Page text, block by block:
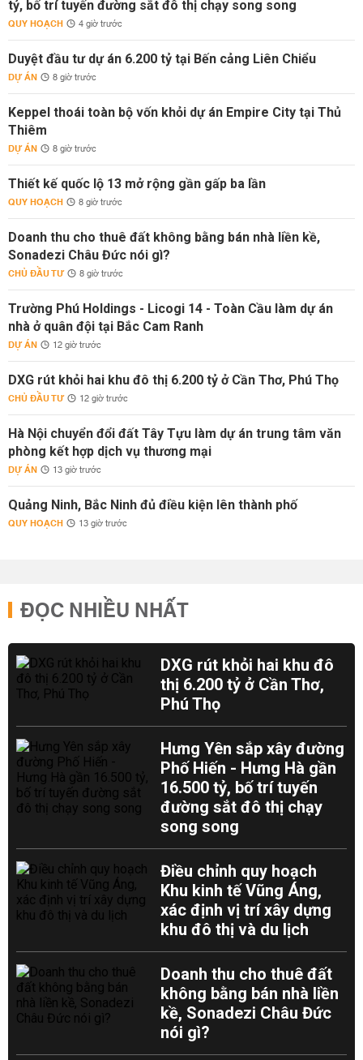
tỷ, bố trí tuyến đường sắt đô thị chạy song song
QUY HOẠCH 4 giờ trước
Duyệt đầu tư dự án 6.200 tỷ tại Bến cảng Liên Chiểu
DỰ ÁN 8 giờ trước
Keppel thoái toàn bộ vốn khỏi dự án Empire City tại Thủ
Thiêm
DỰ ÁN 8 giờ trước
Thiết kế quốc lộ 13 mở rộng gần gấp ba lần
QUY HOẠCH 8 giờ trước
Doanh thu cho thuê đất không bằng bán nhà liền kề,
Sonadezi Châu Đức nói gì?
CHỦ ĐẦU TƯ 8 giờ trước
Trường Phú Holdings - Licogi 14 - Toàn Cầu làm dự án
nhà ở quân đội tại Bắc Cam Ranh
DỰ ÁN 12 giờ trước
DXG rút khỏi hai khu đô thị 6.200 tỷ ở Cần Thơ, Phú Thọ
CHỦ ĐẦU TƯ 12 giờ trước
Hà Nội chuyển đổi đất Tây Tựu làm dự án trung tâm văn
phòng kết hợp dịch vụ thương mại
DỰ ÁN 13 giờ trước
Quảng Ninh, Bắc Ninh đủ điều kiện lên thành phố
QUY HOẠCH 13 giờ trước
ĐỌC NHIỀU NHẤT
DXG rút khỏi hai khu đô
thị 6.200 tỷ ở Cần Thơ,
Phú Thọ
Hưng Yên sắp xây đường
Phố Hiến - Hưng Hà gần
16.500 tỷ, bố trí tuyến
đường sắt đô thị chạy
song song
Điều chỉnh quy hoạch
Khu kinh tế Vũng Áng,
xác định vị trí xây dựng
khu đô thị và du lịch
Doanh thu cho thuê đất
không bằng bán nhà liền
kề, Sonadezi Châu Đức
nói gì?